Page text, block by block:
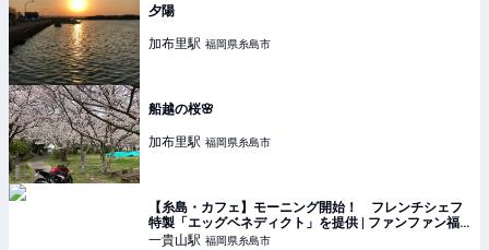
夕陽
加布里駅 福岡県糸島市
船越の桜🌸
加布里駅 福岡県糸島市
【糸島・カフェ】モーニング開始！ フレンチシェフ
特製「エッグベネディクト」を提供 | ファンファン福
岡
一貴山駅 福岡県糸島市